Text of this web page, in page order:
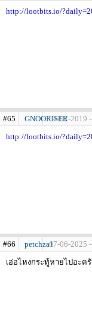
http://lootbits.io/
#65 GNOORISER14-07-2019
http://lootbits.io/
#66 petchza107-06-2025
เอ่อไหงกระทู้หายไปอะค